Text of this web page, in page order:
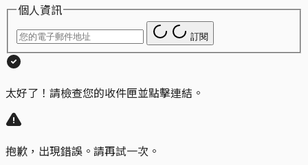
個人資訊
訂閱
太好了！請檢查您的收件匣並點擊連結。
抱歉，出現錯誤。請再試一次。